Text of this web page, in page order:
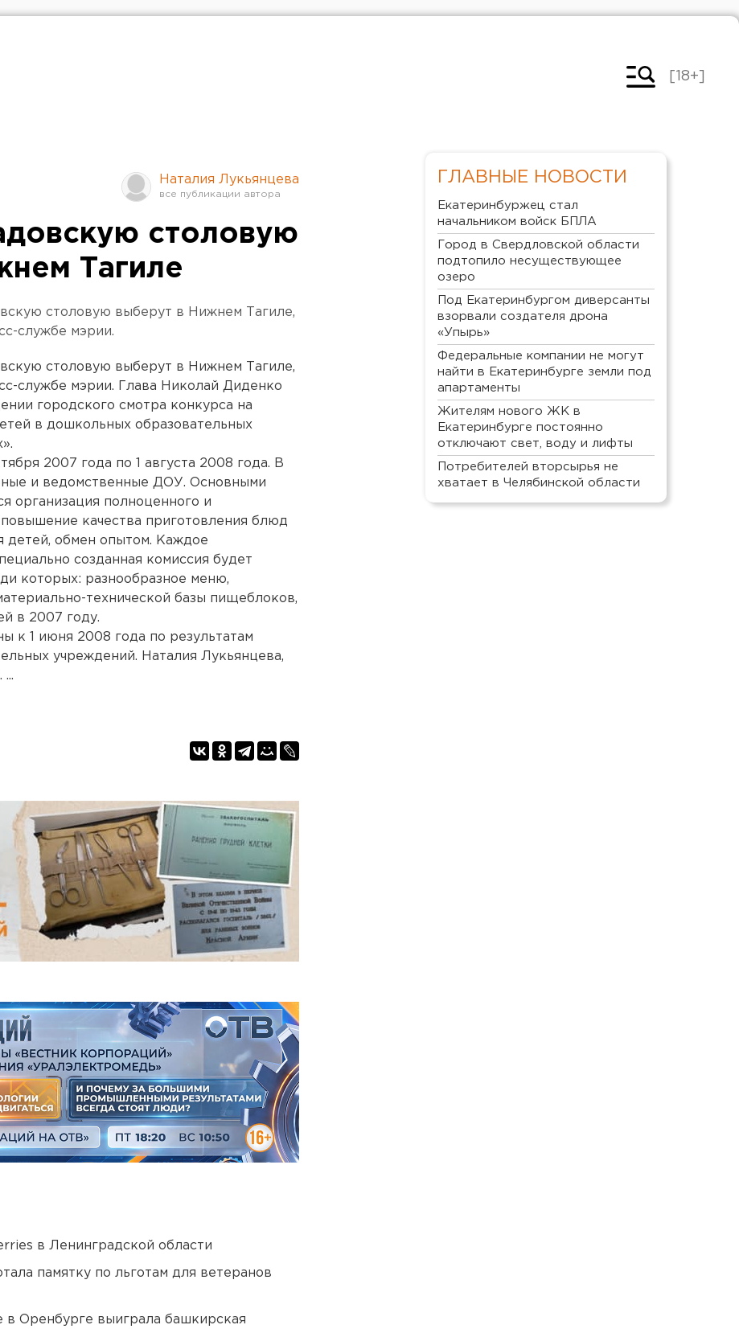
[18+]
Наталия Лукьянцева
столовую
Тагиле
столовую выберут в Нижнем Тагиле,
службе мэрии.
столовую выберут в Нижнем Тагиле,
службе мэрии. Глава Николай Диденко
городского смотра конкурса на
в дошкольных образовательных
2007 года по 1 августа 2008 года. В
и ведомственные ДОУ. Основными
организация полноценного и
качества приготовления блюд
детей, обмен опытом. Каждое
созданная комиссия будет
которых: разнообразное меню,
технической базы пищеблоков,
в 2007 году.
к 1 июня 2008 года по результатам
учреждений. Наталия Лукьянцева,
в Ленинградской области
памятку по льготам для ветеранов
в Оренбурге выиграла башкирская
ГЛАВНЫЕ НОВОСТИ
Екатеринбуржец стал
начальником войск БПЛА
Город в Свердловской области
подтопило несуществующее
озеро
Под Екатеринбургом диверсанты
взорвали создателя дрона
«Упырь»
Федеральные компании не могут
найти в Екатеринбурге земли под
апартаменты
Жителям нового ЖК в
Екатеринбурге постоянно
отключают свет, воду и лифты
Потребителей вторсырья не
хватает в Челябинской области